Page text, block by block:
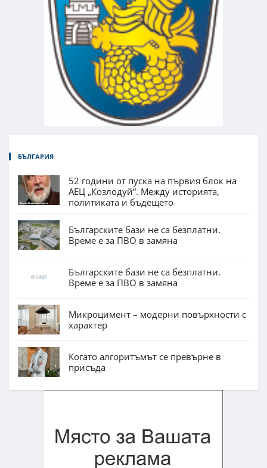
БЪЛГАРИЯ
52 години от пуска на първия блок на
АЕЦ „Козлодуй“. Между историята,
политиката и бъдещето
Българските бази не са безплатни.
Време е за ПВО в замяна
Българските бази не са безплатни.
Време е за ПВО в замяна
Микроцимент – модерни повърхности с
характер
Когато алгоритъмът се превърне в
присъда